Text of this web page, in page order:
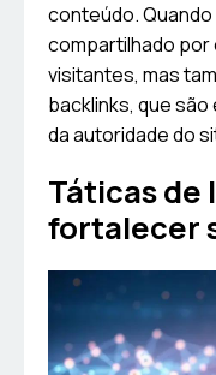
conteúdo. Quando
compartilhado
visitantes, mas
backlinks, que
da autoridade do
Táticas de
fortalecer